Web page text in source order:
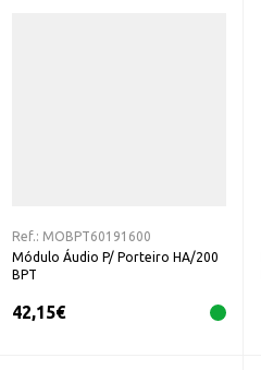
Ref.: MOBPT60191600
Módulo Áudio P/ Porteiro HA/200
BPT
42,15€